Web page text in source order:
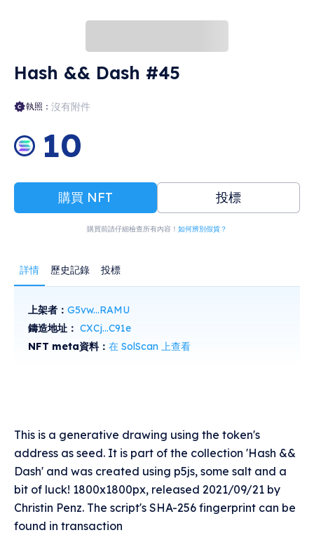
Hash && Dash #45
執照： 沒有附件
10
購買 NFT 投標
購買前請仔細檢查所有內容！ 如何辨別假貨？
詳情 歷史記錄 投標
上架者： G5vw...RAMU
鑄造地址： CXCj...C91e
NFT meta資料： 在 SolScan 上查看
This is a generative drawing using the token's
address as seed. It is part of the collection 'Hash &&
Dash' and was created using p5js, some salt and a
bit of luck! 1800x1800px, released 2021/09/21 by
Christin Penz. The script's SHA-256 fingerprint can be
found in transaction